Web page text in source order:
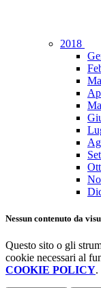
2018
Nessun contenuto da
Questo sito o gli
cookie necessari al
COOKIE POLICY.